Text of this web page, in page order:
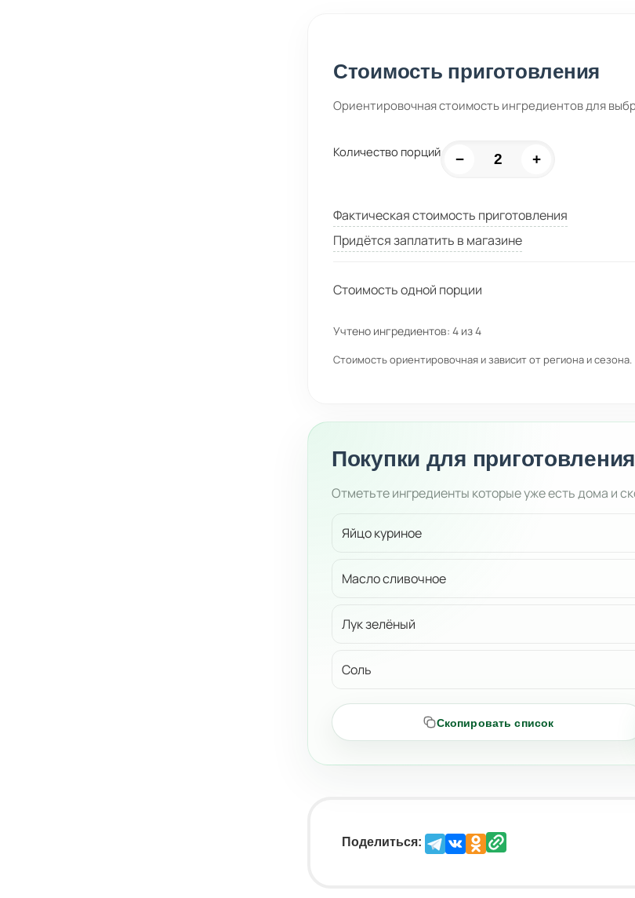
Стоимость приготовления
Ориентировочная стоимость ингредиентов для
Количество порций − +
Фактическая стоимость приготовления
Придётся заплатить в магазине
Стоимость одной порции
Учтено ингредиентов: 4 из4
Стоимость ориентировочная и зависит от региона и сезона.
Покупки для
Отметьте ингредиенты которые уже есть дома и
Яйцо куриное
Масло сливочное
Лук зелёный
Соль
Скопировать список
Поделиться: